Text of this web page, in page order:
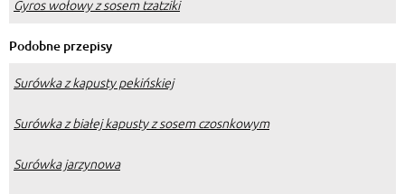
Gyros wołowy z sosem tzatziki
Podobne przepisy
Surówka z kapusty pekińskiej
Surówka z białej kapusty z sosem czosnkowym
Surówka jarzynowa